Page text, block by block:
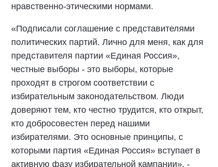
нравственно-этическими нормами.